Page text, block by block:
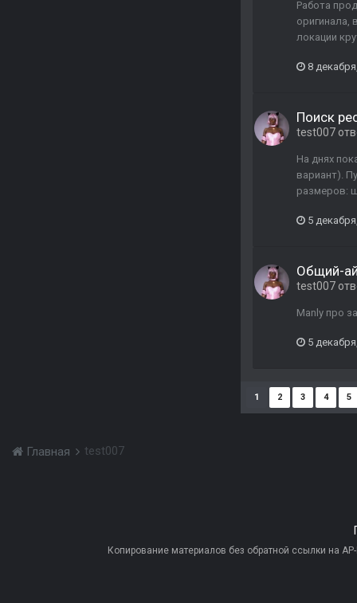
Работа
оригинала,
локации
8
Поиск
test007
На днях
вариант).
размеров:
5
Общий-
test007
Manly про
5
1 2 3 4 5
Главная test007
Копирование материалов без обратной ссылки на